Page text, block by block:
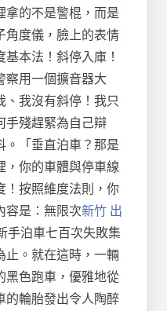
拿的不是警棍，而是
角度儀，臉上的表情
本法！斜停入庫！
察用一個擴音器大
、我沒有斜停！我只
手殘趕緊為自己辯
。「垂直泊車？那是
，你的車體與停車線
按照維度法則，你
容是：無限次新竹 出
手泊車七百次失敗集
止。就在這時，一輛
黑色跑車，優雅地從
的輪胎發出令人陶醉